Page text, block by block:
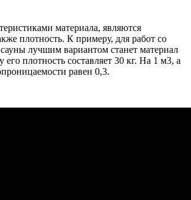
материала, являются
плотность. К примеру, для работ со
лучшим вариантом станет материал
его плотность составляет 30 кг. На 1 м3, а
равен 0,3.